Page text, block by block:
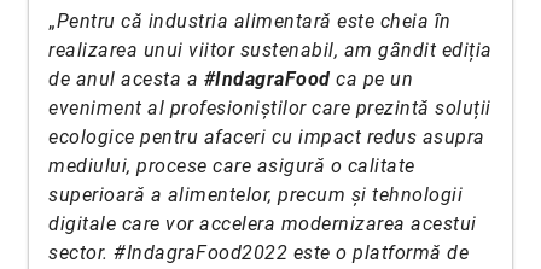
„Pentru că industria alimentară este cheia în
realizarea unui viitor sustenabil, am gândit ediția
de anul acesta a #IndagraFood ca pe un
eveniment al profesioniștilor care prezintă soluții
ecologice pentru afaceri cu impact redus asupra
mediului, procese care asigură o calitate
superioară a alimentelor, precum și tehnologii
digitale care vor accelera modernizarea acestui
sector. #IndagraFood2022 este o platformă de